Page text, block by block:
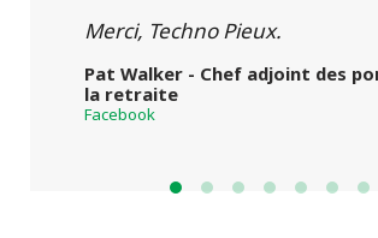
Merci, Techno Pieux.
Pat Walker - Chef adjoint des
la retraite
Facebook